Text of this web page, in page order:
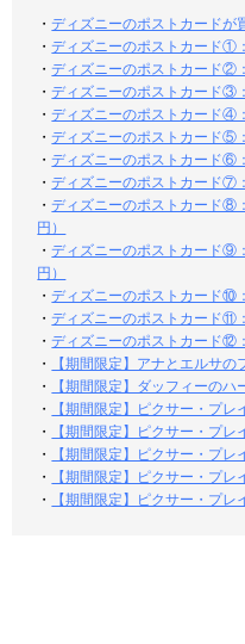
・ディズニーのポストカードが
・ディズニーのポストカード①
・ディズニーのポストカード②
・ディズニーのポストカード③
・ディズニーのポストカード④
・ディズニーのポストカード⑤
・ディズニーのポストカード⑥
・ディズニーのポストカード⑦
・ディズニーのポストカード⑧
円）
・ディズニーのポストカード⑨
円）
・ディズニーのポストカード⑩
・ディズニーのポストカード⑪
・ディズニーのポストカード⑫
・
【期間限定】アナとエルサ
・
【期間限定】ダッフィーの
・
【期間限定】ピクサー・プ
・
【期間限定】ピクサー・プ
・
【期間限定】ピクサー・プ
・
【期間限定】ピクサー・プ
・
【期間限定】ピクサー・プ